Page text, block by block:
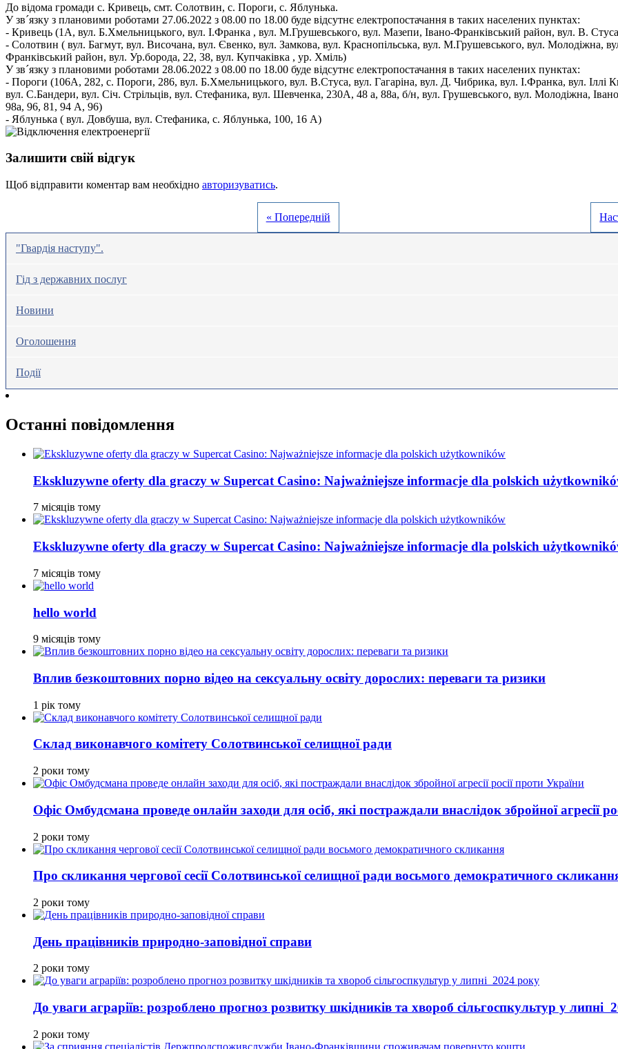
До відома громади с. Кривець, смт. Солотвин, с. Пороги, с. Яблунька.
У зв´язку з плановими роботами 27.06.2022 з 08.00 по 18.00 буде відсутнє електропостачання в таких населених пунктах:
- Кривець (1А, вул. Б.Хмельницького, вул. І.Франка , вул. М.Грушевського, вул. Мазепи, Івано-Франківський район, вул. В.
- Солотвин ( вул. Багмут, вул. Височана, вул. Євенко, вул. Замкова, вул. Краснопільська, вул. М.Грушевського, вул. Молодіжна,
Франківський район, вул. Ур.борода, 22, 38, вул. Купчаківка , ур. Хміль)
У зв´язку з плановими роботами 28.06.2022 з 08.00 по 18.00 буде відсутнє електропостачання в таких населених пунктах:
- Пороги (106А, 282, с. Пороги, 286, вул. Б.Хмельницького, вул. В.Стуса, вул. Гагаріна, вул. Д. Чибрика, вул. І.Франка, вул. Іллі
вул. С.Бандери, вул. Січ. Стрільців, вул. Стефаника, вул. Шевченка, 230А, 48 а, 88а, б/н, вул. Грушевського, вул. Молодіжна,
98а, 96, 81, 94 А, 96)
- Яблунька ( вул. Довбуша, вул. Стефаника, с. Яблунька, 100, 16 А)
Залишити свій відгук
Щоб відправити коментар вам необхідно авторизуватись.
« Попередній
"Гвардія наступу".
Гід з державних послуг
Новини
Оголошення
Події
Останні повідомлення
Ekskluzywne oferty dla graczy w Supercat Casino: Najważniejsze informacje dla polskich
7 місяців тому
Ekskluzywne oferty dla graczy w Supercat Casino: Najważniejsze informacje dla polskich
7 місяців тому
hello world
9 місяців тому
Вплив безкоштовних порно відео на сексуальну освіту дорослих: переваги та ризики
1 рік тому
Склад виконавчого комітету Солотвинської селищної ради
2 роки тому
Офіс Омбудсмана проведе онлайн заходи для осіб, які постраждали внаслідок збройної агресії
2 роки тому
Про скликання чергової сесії Солотвинської селищної ради восьмого демократичного
2 роки тому
День працівників природно-заповідної справи
2 роки тому
До уваги аграріїв: розроблено прогноз розвитку шкідників та хвороб сільгоспкультур у липні
2 роки тому